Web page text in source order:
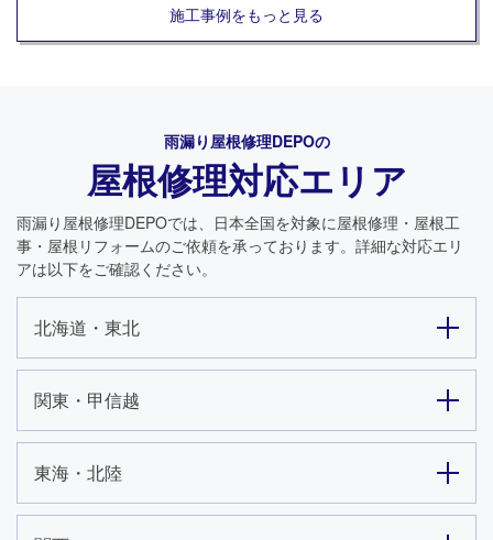
施工事例をもっと見る
雨漏り屋根修理DEPOの
屋根修理対応エリア
雨漏り屋根修理DEPOでは、日本全国を対象に屋根修理・屋根工
事・屋根リフォームのご依頼を承っております。詳細な対応エリ
アは以下をご確認ください。
北海道・東北
関東・甲信越
東海・北陸